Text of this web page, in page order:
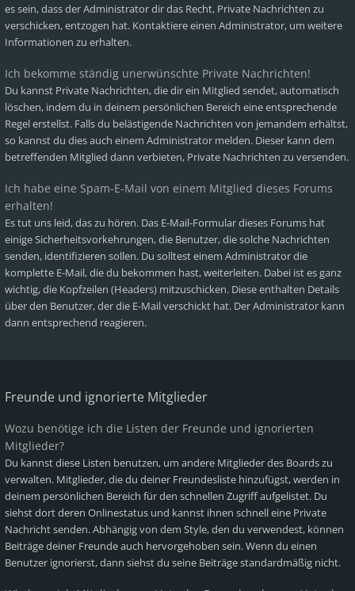
es sein, dass der Administrator dir das Recht, Private Nachrichten zu
verschicken, entzogen hat. Kontaktiere einen Administrator, um weitere
Informationen zu erhalten.
Ich bekomme ständig unerwünschte Private Nachrichten!
Du kannst Private Nachrichten, die dir ein Mitglied sendet, automatisch
löschen, indem du in deinem persönlichen Bereich eine entsprechende
Regel erstellst. Falls du belästigende Nachrichten von jemandem erhältst,
so kannst du dies auch einem Administrator melden. Dieser kann dem
betreffenden Mitglied dann verbieten, Private Nachrichten zu versenden.
Ich habe eine Spam-E-Mail von einem Mitglied dieses Forums
erhalten!
Es tut uns leid, das zu hören. Das E-Mail-Formular dieses Forums hat
einige Sicherheitsvorkehrungen, die Benutzer, die solche Nachrichten
senden, identifizieren sollen. Du solltest einem Administrator die
komplette E-Mail, die du bekommen hast, weiterleiten. Dabei ist es ganz
wichtig, die Kopfzeilen (Headers) mitzuschicken. Diese enthalten Details
über den Benutzer, der die E-Mail verschickt hat. Der Administrator kann
dann entsprechend reagieren.
Freunde und ignorierte Mitglieder
Wozu benötige ich die Listen der Freunde und ignorierten
Mitglieder?
Du kannst diese Listen benutzen, um andere Mitglieder des Boards zu
verwalten. Mitglieder, die du deiner Freundesliste hinzufügst, werden in
deinem persönlichen Bereich für den schnellen Zugriff aufgelistet. Du
siehst dort deren Onlinestatus und kannst ihnen schnell eine Private
Nachricht senden. Abhängig von dem Style, den du verwendest, können
Beiträge deiner Freunde auch hervorgehoben sein. Wenn du einen
Benutzer ignorierst, dann siehst du seine Beiträge standardmäßig nicht.